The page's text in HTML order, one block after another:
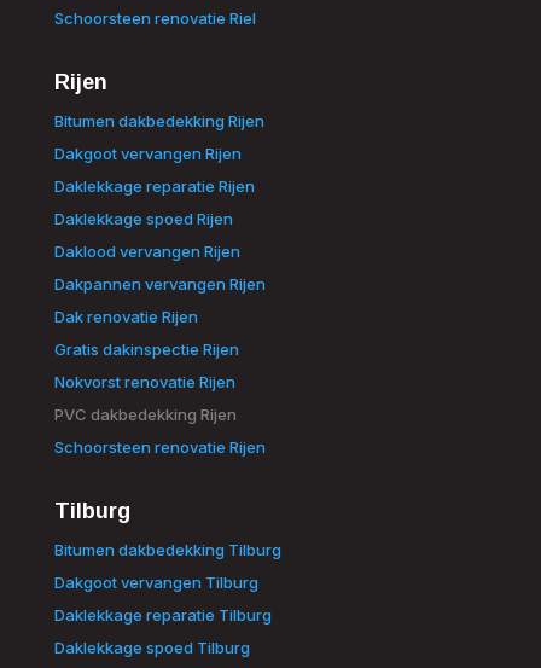
Schoorsteen renovatie Riel
Rijen
Bitumen dakbedekking Rijen
Dakgoot vervangen Rijen
Daklekkage reparatie Rijen
Daklekkage spoed Rijen
Daklood vervangen Rijen
Dakpannen vervangen Rijen
Dak renovatie Rijen
Gratis dakinspectie Rijen
Nokvorst renovatie Rijen
PVC dakbedekking Rijen
Schoorsteen renovatie Rijen
Tilburg
Bitumen dakbedekking Tilburg
Dakgoot vervangen Tilburg
Daklekkage reparatie Tilburg
Daklekkage spoed Tilburg